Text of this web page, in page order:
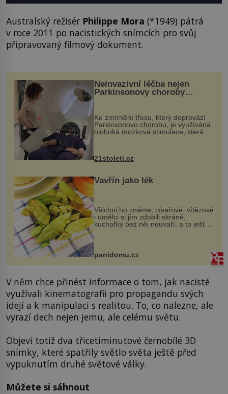
Australský režisér Philippe Mora (*1949) pátrá
v roce 2011 po nacistických snímcích pro svůj
připravovaný filmový dokument.
Neinvazivní léčba nejen
Parkinsonovy choroby
Ke zmírnění třesu, který doprovází
Parkinsonovu chorobu, je využívána
hluboká mozková stimulace, která
však vyžaduje vysoce invazivní
k dostatečně přesnému zacílení ...
21stoleti.cz
Vavřín jako lék
Všichni ho známe, císařové, vítězové
i umělci si jím zdobili skráně,
kuchařky bez něj neuvaří, a to ještě
nevíte, že bobkový list může výrazně
zmírnit některé naše neduhy.
Obsahuje v malém množství ně...
panidomu.cz
V něm chce přinést informace o tom, jak nacisté
využívali kinematografii pro propagandu svých
idejí a k manipulaci s realitou. To, co nalezne, ale
vyrazí dech nejen jemu, ale celému světu.
Objeví totiž dva třicetiminutové černobílé 3D
snímky, které spatřily světlo světa ještě před
vypuknutím druhé světové války.
Můžete si sáhnout